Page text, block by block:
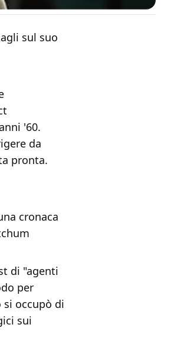
sul suo
'60.
da
pronta.
cronaca
di "agenti
per
si occupò di
sui